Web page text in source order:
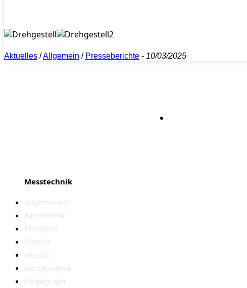
Aktuelles /Allgemein / Presseberichte - 10/03/2025
Messtechnik
Allgemeines
Fahrtechnik
Festigkeit
Bremse
Akustik
Aerodynamik
Pantograph